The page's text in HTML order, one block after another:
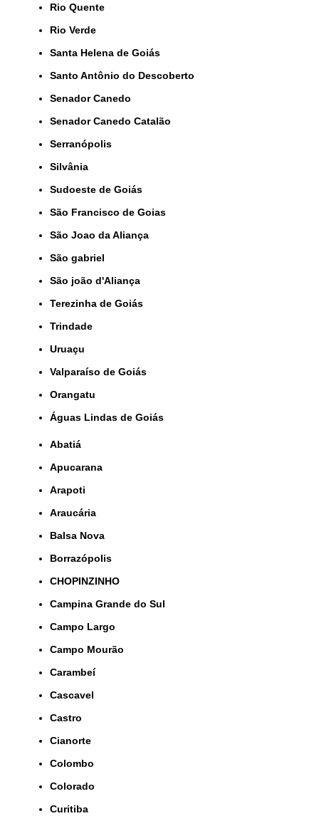
Rio Quente
Rio Verde
Santa Helena de Goiás
Santo Antônio do Descoberto
Senador Canedo
Senador Canedo Catalão
Serranópolis
Silvânia
Sudoeste de Goiás
São Francisco de Goias
São Joao da Aliança
São gabriel
São joão d'Aliança
Terezinha de Goiás
Trindade
Uruaçu
Valparaíso de Goiás
orangatu
Águas Lindas de Goiás
Abatiá
Apucarana
Arapoti
Araucária
Balsa Nova
Borrazópolis
CHOPINZINHO
Campina Grande do Sul
Campo Largo
Campo Mourão
Carambeí
Cascavel
Castro
Cianorte
Colombo
Colorado
Curitiba